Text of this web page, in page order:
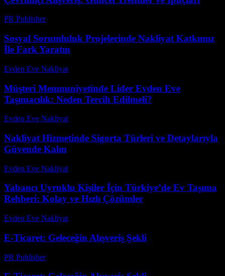
PR Publisher-
Sosyal Sorumluluk Projelerinde Nakliyat Katkımız
İle Fark Yaratın
Evden Eve Nakliyat
Müşteri Memnuniyetinde Lider Evden Eve
Taşımacılık: Neden Tercih Edilmeli?
Evden Eve Nakliyat
Nakliyat Hizmetinde Sigorta Türleri ve Detaylarıyla
Güvende Kalın
Evden Eve Nakliyat
Yabancı Uyruklu Kişiler İçin Türkiye’de Ev Taşıma
Rehberi: Kolay ve Hızlı Çözümler
Evden Eve Nakliyat
E-Ticaret: Geleceğin Alışveriş Şekli
PR Publisher-